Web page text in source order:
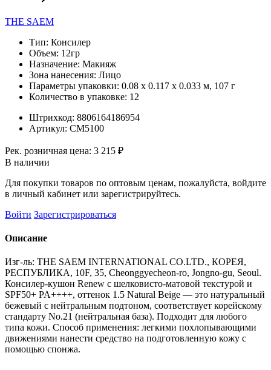
THE SAEM
Тип: Консилер
Объем: 12гр
Назначение: Макияж
Зона нанесения: Лицо
Параметры упаковки: 0.08 x 0.117 x 0.033 м, 107 г
Количество в упаковке: 12
Штрихкод: 8806164186954
Артикул: СМ5100
Рек. розничная цена: 3 215 ₽
В наличии
Для покупки товаров по оптовым ценам, пожалуйста, войдите
в личный кабинет или зарегистрируйтесь.
Войти Зарегистрироваться
Описание
Изг-ль: THE SAEM INTERNATIONAL CO.LTD., КОРЕЯ,
РЕСПУБЛИКА, 10F, 35, Cheonggyecheon-ro, Jongno-gu, Seoul.
Консилер-кушон Renew с шелковисто-матовой текстурой и
SPF50+ PA++++, оттенок 1.5 Natural Beige — это натуральный
бежевый с нейтральным подтоном, соответствует корейскому
стандарту No.21 (нейтральная база). Подходит для любого
типа кожи. Способ применения: легкими похлопывающими
движениями нанести средство на подготовленную кожу с
помощью спонжа.